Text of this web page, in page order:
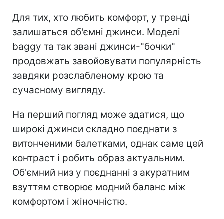
Для тих, хто любить комфорт, у тренді
залишаться об'ємні джинси. Моделі
baggy та так звані джинси-"бочки"
продовжать завойовувати популярність
завдяки розслабленому крою та
сучасному вигляду.
На перший погляд може здатися, що
широкі джинси складно поєднати з
витонченими балетками, однак саме цей
контраст і робить образ актуальним.
Об'ємний низ у поєднанні з акуратним
взуттям створює модний баланс між
комфортом і жіночністю.